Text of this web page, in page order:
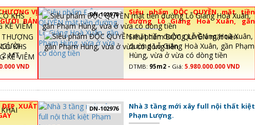
VỊ
BÁN
KẾ
2 MT
VND
DN-102978
Siêu phẩm ĐỘC QUYỀN mặt tiền
đường Lỗ Giáng Hoà Xuân, gần
Phạm Hùng, vừa ở vừa có dòng tiền
Siêu phẩm ĐỘC QUYỀN mặt tiền
đường Lỗ Giáng Hoà Xuân, gần Phạm
Hùng, vừa ở vừa có dòng tiền
DTMB: 95m2 - Giá: 5.980.000.000 VND
XUẤT
DN-102976
Nhà 3 tầng mới xây full nội thất kiệt
Phạm Lượng.